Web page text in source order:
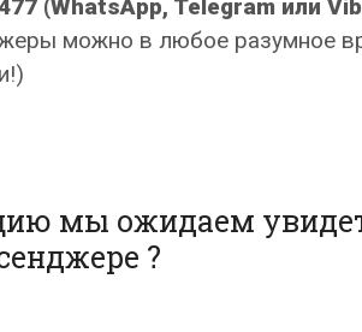
(WhatsApp, Telegram или
можно в любое разумное
мы ожидаем
?